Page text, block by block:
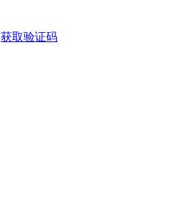
获取验证码